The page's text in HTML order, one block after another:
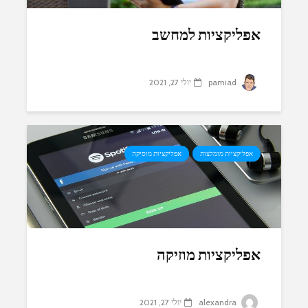
אפליקציות למחשב
יולי 27, 2021
אפליקציות מומלצות אפליקציות מוסיקה
אפליקציות מוזיקה
יולי 27, 2021